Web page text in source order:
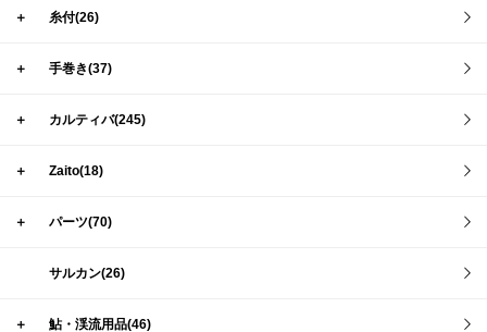
＋ 糸付(26)
＋ 手巻き(37)
＋ カルティバ(245)
＋ Zaito(18)
＋ パーツ(70)
サルカン(26)
＋ 鮎・渓流用品(46)